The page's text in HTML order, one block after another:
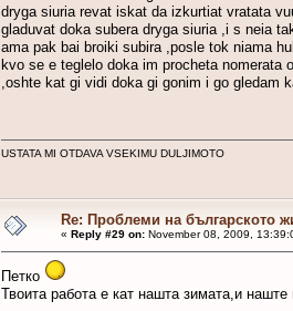
dryga siuria revat iskat da izkurtiat vratata
gladuvat doka subera dryga siuria ,i s neia
ama pak bai broiki subira ,posle tok niama
kvo se e teglelo doka im procheta
,oshte kat gi vidi doka gi gonim i go gledam
USTATA MI OTDAVA VSEKIMU DULJIMOTO
Re: Проблеми на българското
« Reply #29 on:November 08, 2009,
Петко
Твоита работа е кат нашта зимата,и